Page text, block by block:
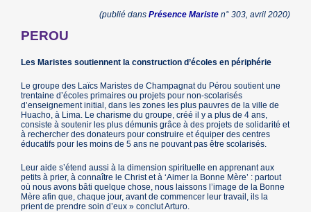
(publié dans Présence Maristen° 303, avril 2020)
PEROU
Les Maristes soutiennent la construction d’écoles en périphérie
Le groupe des Laïcs Maristes de Champagnat du Pérou soutient une
trentaine d’écoles primaires ou projets pour non-scolarisés
d’enseignement initial, dans les zones les plus pauvres de la ville de
Huacho, à Lima. Le charisme du groupe, créé il y a plus de 4 ans,
consiste à soutenir les plus démunis grâce à des projets de solidarité et
à rechercher des donateurs pour construire et équiper des centres
éducatifs pour les moins de 5 ans ne pouvant pas être scolarisés.
Leur aide s’étend aussi à la dimension spirituelle en apprenant aux
petits à prier, à connaître le Christ et à ‘Aimer la Bonne Mère’ : partout
où nous avons bâti quelque chose, nous laissons l’image de la Bonne
Mère afin que, chaque jour, avant de commencer leur travail, ils la
prient de prendre soin d’eux » conclut Arturo.